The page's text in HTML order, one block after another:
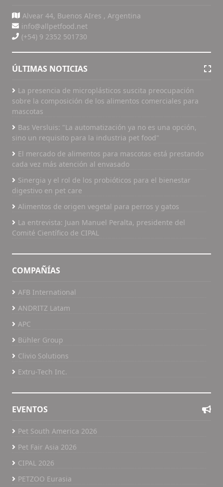
Alvear 44, Buenos AIres , Argentina
info@allpetfood.net
(+54) 9 2352 501730
ÚLTIMAS NOTICIAS
La presencia de microplásticos suscita preocupación
sobre la composición de los alimentos comerciales para
mascotas
Bas Versluis: "La automatización ya no es una opción,
sino un requisito para la industria pet food"
El mercado de alimentos para mascotas está prestando
cada vez más atención al envasado
Sinergia y el rol de los probióticos para el bienestar
digestivo en pet care
Alimentos de origen vegetal para perros y gatos
La entrevista: Juan Manuel Peralta, presidente del
Comité Científico de CIPAL
COMPAÑÍAS
AFB International
ANDRITZ Latam
APC
Bühler Group
Clivio Solutions
Extru-Tech Inc.
EVENTOS
Pet South America 2026
Pet Fair Asia 2026
CIPAL 2026
PETZOO Eurasia